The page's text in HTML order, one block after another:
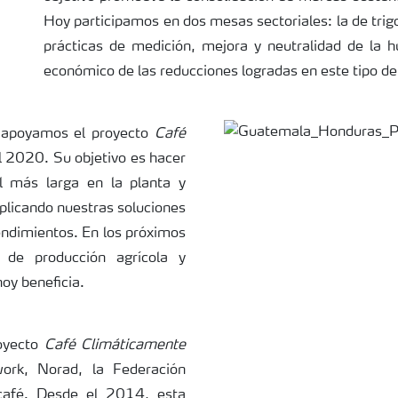
Hoy participamos en dos mesas sectoriales: la de
prácticas de medición, mejora y neutralidad de la
económico de las reducciones logradas en este tipo
el proyecto Café
Su objetivo es hacer
más larga en la planta y
nuestras soluciones
En los próximos
producción agrícola y
beneficia.
Café Climáticamente
Norad, la Federación